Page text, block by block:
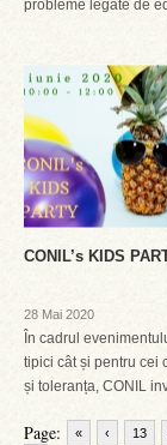
probleme legate de
CONIL’s KIDS
28 Mai 2020
În cadrul
tipici cât și pentru cei
și toleranța, CONIL
Page: « ‹ 13